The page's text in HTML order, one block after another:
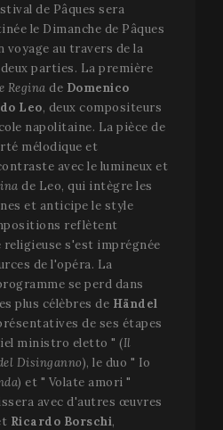
de Pâques sera
le Dimanche de Pâques
voyage au travers de la
parties. La première
Regina de Domenico
Leo, deux compositeurs
napolitaine. La pièce de
mélodique et
avec le lumineux et
de Leo, qui intègre les
et anticipe le style
reflètent
religieuse s'est imprégnée
de l'opéra. La
se perd dans
plus célèbres de Händel
de ses étapes
ministro eletto " (Il
Disinganno), le duo " Io
) et " Volate amori "
avec d'autres œuvres
Ricardo Borschi,
YouTube
.youtube.com
CookieScript